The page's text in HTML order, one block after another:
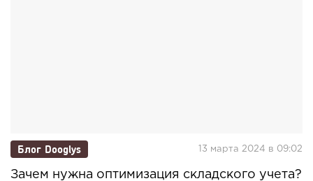
Блог Dooglys 13 марта 2024 в 09:02
Зачем нужна оптимизация складского учета?